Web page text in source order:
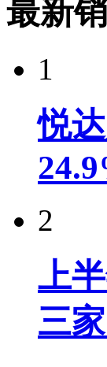
最新
1
悦
2
上
三